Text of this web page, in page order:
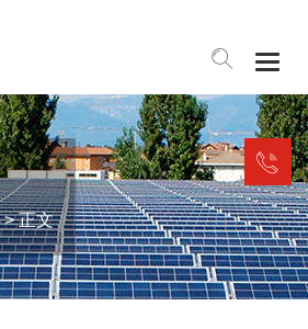
> 正文